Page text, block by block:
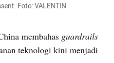
Foto: VALENTIN
membahas guardrails
teknologi kini menjadi